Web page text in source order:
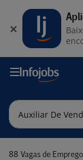
88 Vagas de Emprego